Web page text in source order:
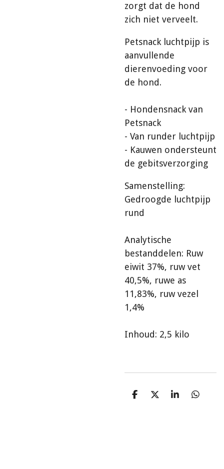
zorgt dat de hond
zich niet verveelt.
Petsnack luchtpijp is
aanvullende
dierenvoeding voor
de hond.
- Hondensnack van
Petsnack
- Van runder luchtpijp
- Kauwen ondersteunt
de gebitsverzorging
Samenstelling:
Gedroogde luchtpijp
rund
Analytische
bestanddelen: Ruw
eiwit 37%, ruw vet
40,5%, ruwe as
11,83%, ruw vezel
1,4%
Inhoud: 2,5 kilo
D
D
S
D